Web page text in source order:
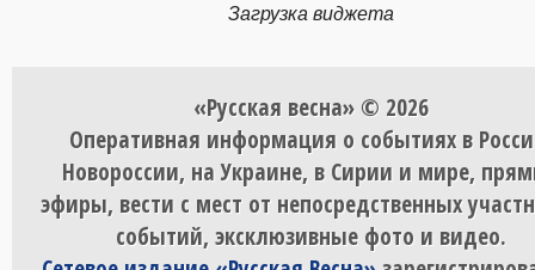
Загрузка виджета
«Русская весна» © 2026
Оперативная информация о событиях в
Новороссии, на Украине, в Сирии и мире,
эфиры, вести с мест от непосредственных
событий, эксклюзивные фото и видео.